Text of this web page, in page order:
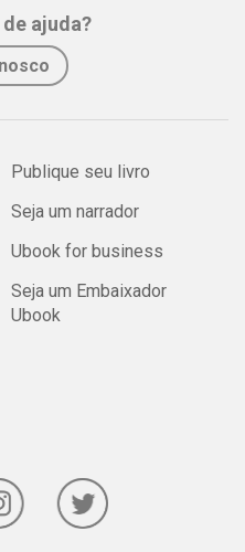
ajuda?
Publique seu livro
Seja um narrador
Ubook for business
Seja um Embaixador
Ubook